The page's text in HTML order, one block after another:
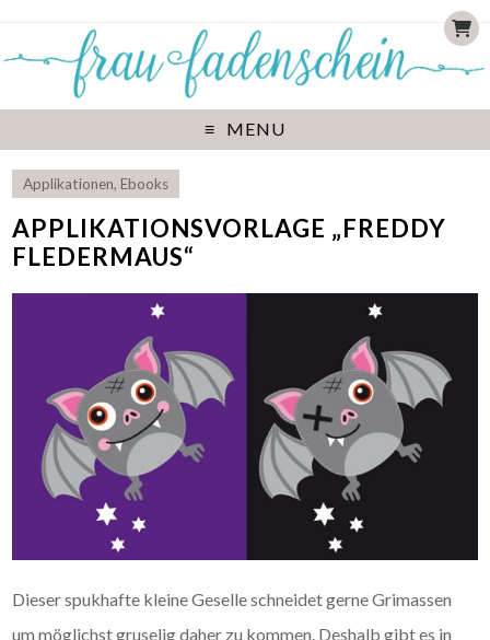
MENU
Applikationen,Ebooks
APPLIKATIONSVORLAGE „FREDDY
FLEDERMAUS“
Dieser spukhafte kleine Geselle schneidet gerne Grimassen
um möglichst gruselig daher zu kommen. Deshalb gibt es in